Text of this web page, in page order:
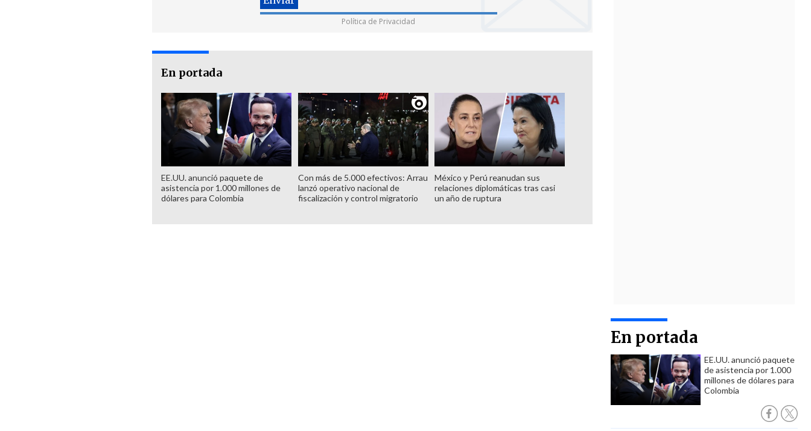
En portada
EE.UU. anunció paquete
de asistencia por 1.000
millones de dólares para
Colombia
Política de Privacidad
En portada
EE.UU. anunció paquete de
asistencia por 1.000 millones de
dólares para Colombia
Con más de 5.000 efectivos: Arrau
lanzó operativo nacional de
fiscalización y control migratorio
México y Perú reanudan sus
relaciones diplomáticas tras casi
un año de ruptura